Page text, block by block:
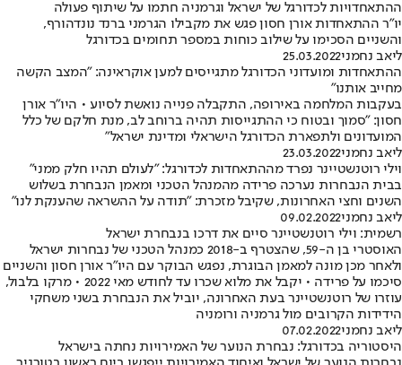
ההתאחדויות לכדורגל של ישראל וגרמניה חתמו על שיתוף פעולה
יו"ר ההתאחדות אורן חסון פגש את מקבילו הגרמני ברנד נונדהורף,
והשניים הסכימו על שילוב כוחות במספר תחומים בכדורגל
ליאב נחמני25.03.2022
ההתאחדות ומועדוני הכדורגל מתגייסים למען אוקראינה: "המצב הקשה
מחייב אותנו"
בעקבות המלחמה באירופה, התקבלה פנייה נואשת לסיוע • היו"ר אורן
חסון: "סמוך ובטוח כי ההתגייסות תהיה ברוחב לב, מנת חלקם של כלל
המועדונים ולתפארת הכדורגל הישראלי ומדינת ישראל"
ליאב נחמני23.03.2022
וילי רוטנשטיינר נפרד מההתאחדות לכדורגל: "לעולם תהיו חלק ממני"
בבית הנבחרות נערכה פרידה מהמנהל הטכני ומאמן הנבחרת בשלוש
השנים וחצי האחרונות, שקיבל מזכרת: "תודה על ההשראה שהענקת לנו"
ליאב נחמני09.02.2022
רשמית: וילי רוטנשטיינר סיים את דרכו בנבחרת ישראל
האוסטרי בן ה-59, שהצטרף ב-2018 כמנהל הטכני של נבחרות ישראל
ולאחר מכן מונה למאמן הבוגרת, נפגש הבוקר עם היו"ר אורן חסון והשניים
סיכמו על פרידה • יקבל את מלוא שכרו עד לחודש מאי 2022 • מרקו בלבול,
עוזרו של רוטנשטיינר בעת האחרונה, יוביל את הנבחרת בשני משחקי
הידידות הקרובים מול גרמניה ורומניה
ליאב נחמני07.02.2022
היסטוריה בכדורגל: נבחרת הנוער של האמירויות נחתה בישראל